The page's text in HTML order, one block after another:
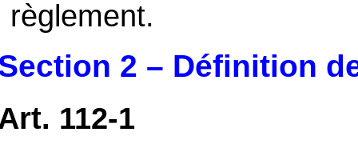
règlement.
2 – Définition
112-1